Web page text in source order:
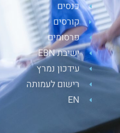
כנסים
קורסים
פרסומים
ישיבת EBN
עידכון נמרץ
רישום לעמותה
EN